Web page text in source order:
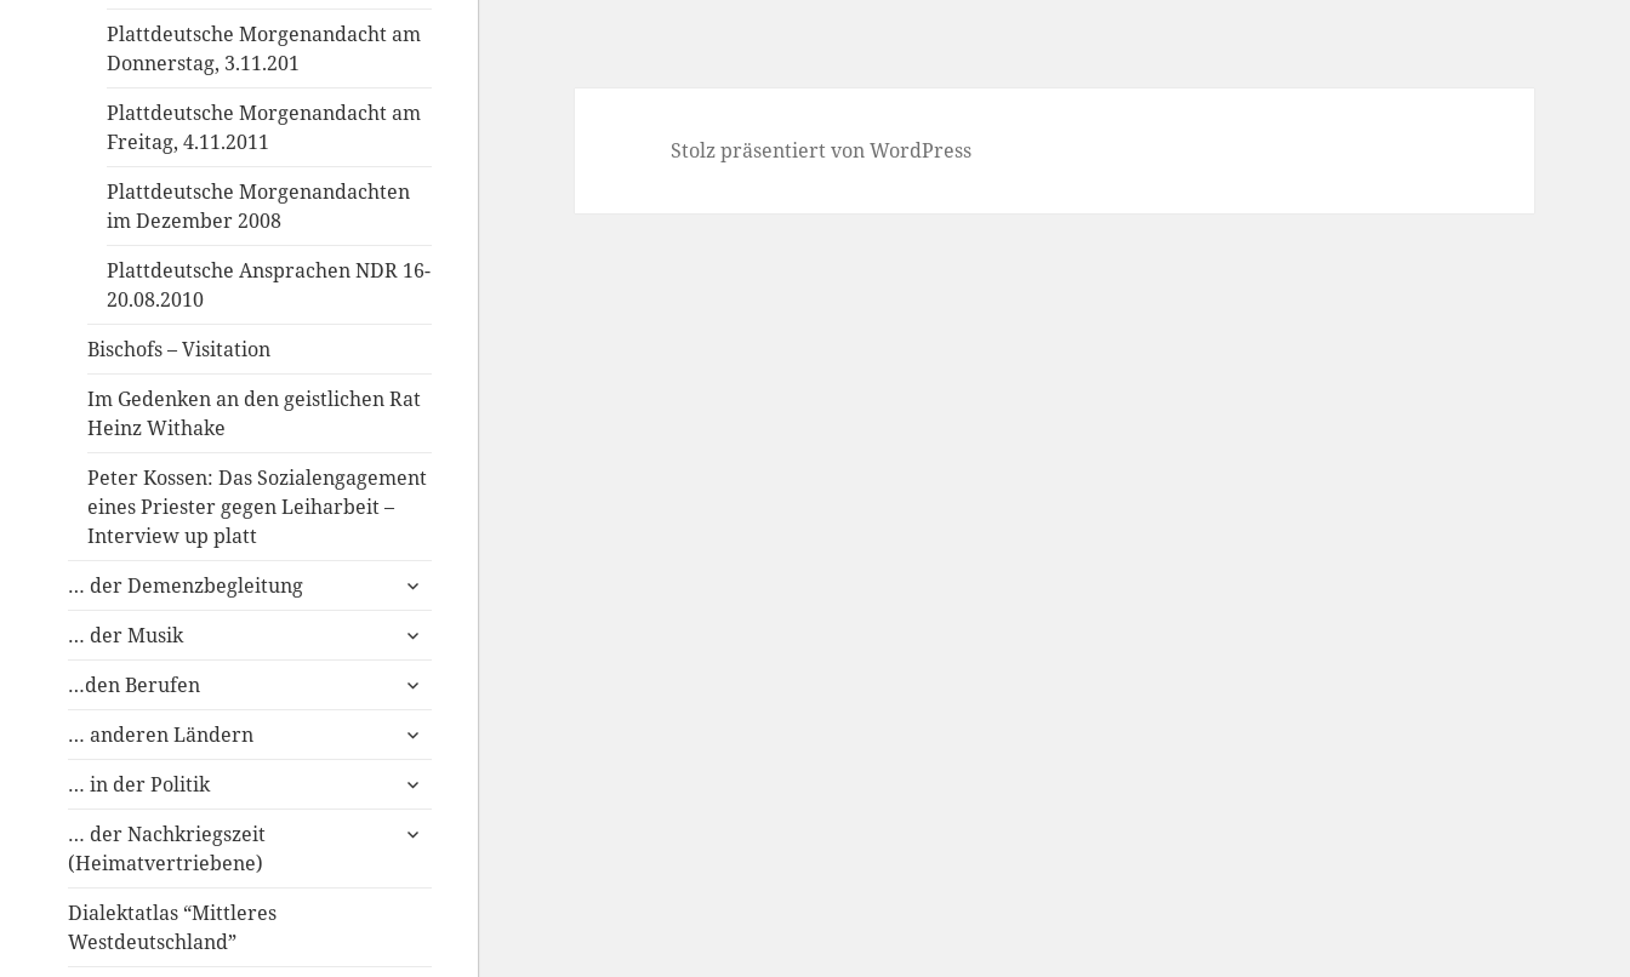
Plattdeutsche Morgenandacht am
Donnerstag, 3.11.201
Plattdeutsche Morgenandacht am
Freitag, 4.11.2011
Plattdeutsche Morgenandachten
im Dezember 2008
Plattdeutsche Ansprachen NDR 16-
20.08.2010
Bischofs – Visitation
Im Gedenken an den geistlichen Rat
Heinz Withake
Peter Kossen: Das Sozialengagement
eines Priester gegen Leiharbeit –
Interview up platt
… der Demenzbegleitung
untermenü
… der Musik
untermenü
…den Berufen
untermenü
… anderen Ländern
untermenü
… in der Politik
untermenü
… der Nachkriegszeit
(Heimatvertriebene)
untermenü
Dialektatlas “Mittleres
Westdeutschland”
Stolz präsentiert von WordPress